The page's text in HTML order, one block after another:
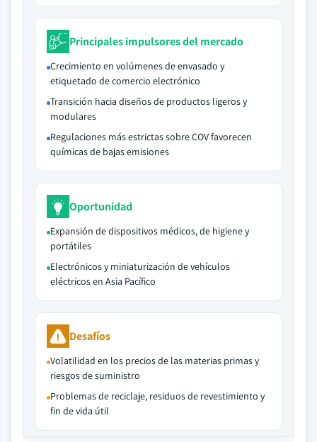
Principales impulsores del mercado
Crecimiento en volúmenes de envasado y
etiquetado de comercio electrónico
Transición hacia diseños de productos ligeros y
modulares
Regulaciones más estrictas sobre COV favorecen
químicas de bajas emisiones
Oportunidad
Expansión de dispositivos médicos, de higiene y
portátiles
Electrónicos y miniaturización de vehículos
eléctricos en Asia Pacífico
Desafíos
Volatilidad en los precios de las materias primas y
riesgos de suministro
Problemas de reciclaje, residuos de revestimiento y
fin de vida útil